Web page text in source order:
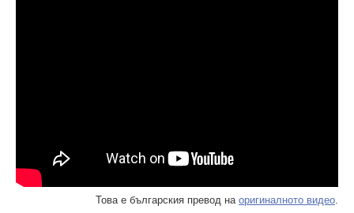
Това е българския превод на оригиналното видео.